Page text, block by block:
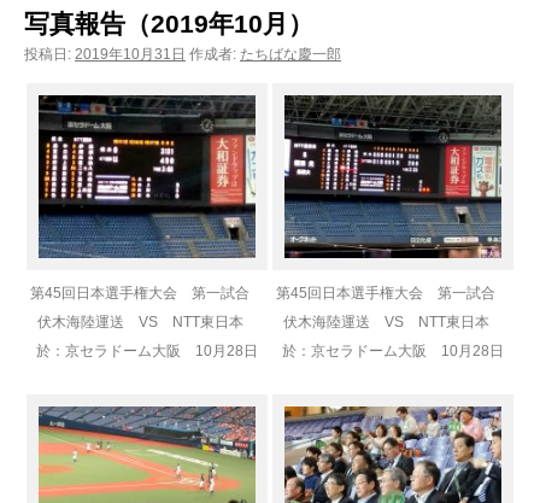
へ
ス
キ
ッ
プ
写真報告（2019年10月）
投稿日: 2019年10月31日 作成者: たちばな慶一郎
第45回日本選手権大会 第一試合
伏木海陸運送 VS NTT東日本
於：京セラドーム大阪 10月28日
第45回日本選手権大会 第一試合
伏木海陸運送 VS NTT東日本
於：京セラドーム大阪 10月28日